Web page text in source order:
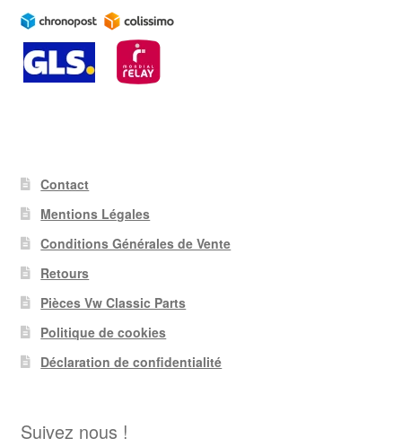
Contact
Mentions Légales
Conditions Générales de Vente
Retours
Pièces Vw Classic Parts
Politique de cookies
Déclaration de confidentialité
Suivez nous !